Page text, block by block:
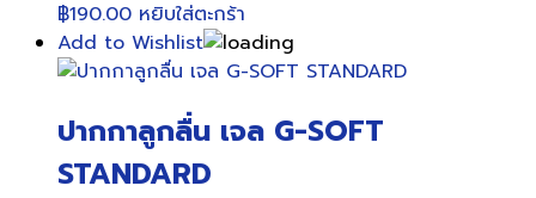
฿190.00 หยิบใส่ตะกร้า
Add to Wishlist
ปากกาลูกลื่น เจล G-SOFT
STANDARD